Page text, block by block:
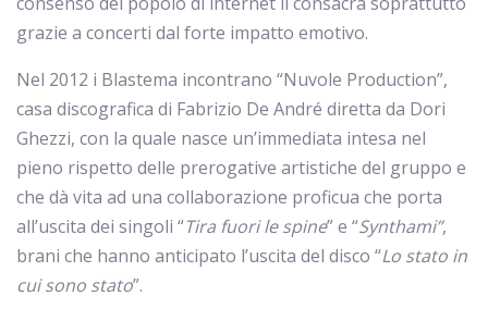
grazie a concerti dal forte impatto emotivo.
Nel 2012 i Blastema incontrano “Nuvole Production”,
casa discografica di Fabrizio De André diretta da Dori
Ghezzi, con la quale nasce un’immediata intesa nel
pieno rispetto delle prerogative artistiche del gruppo e
che dà vita ad una collaborazione proficua che porta
all’uscita dei singoli “Tira fuori le spine” e “Synthami”,
brani che hanno anticipato l’uscita del disco “Lo stato in
cui sono stato”.